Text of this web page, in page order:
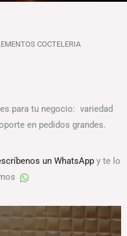
COCTELERIA
para tu negocio: variedad
en pedidos grandes.
un WhatsAppy te lo